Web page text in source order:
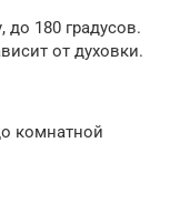
до 180 градусов.
от духовки.
комнатной